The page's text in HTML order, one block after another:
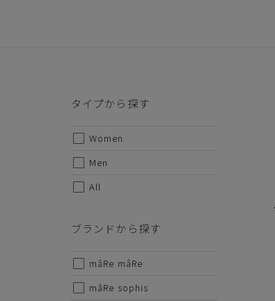
タイプから探す
Women
Men
All
ブランドから探す
mâRe mâRe
mâRe sophis